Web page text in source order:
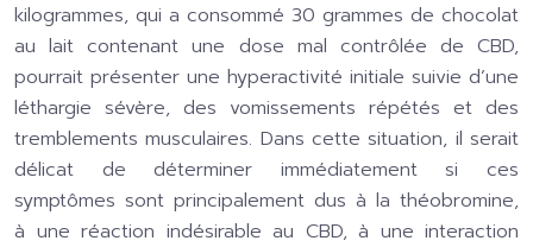
kilogrammes, qui a consommé 30 grammes de chocolat
au lait contenant une dose mal contrôlée de CBD,
pourrait présenter une hyperactivité initiale suivie d’une
léthargie sévère, des vomissements répétés et des
tremblements musculaires. Dans cette situation, il serait
délicat de déterminer immédiatement si ces
symptômes sont principalement dus à la théobromine,
à une réaction indésirable au CBD, à une interaction